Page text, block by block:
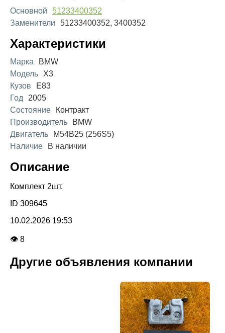
Основной
51233400352
Заменители
51233400352, 3400352
Характеристики
Марка
BMW
Модель
X3
Кузов
E83
Год
2005
Состояние
Контракт
Производитель
BMW
Двигатель
M54B25 (256S5)
Наличие
В наличии
Описание
Комплект 2шт.
ID 309645
10.02.2026 19:53
👁 8
Другие объявления компании